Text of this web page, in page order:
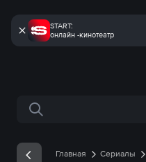
START:
онлайн -кинотеатр
Поиск по сайту
Главная Сериалы